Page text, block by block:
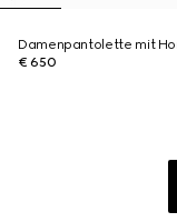
Damenpantolette mit
€ 650